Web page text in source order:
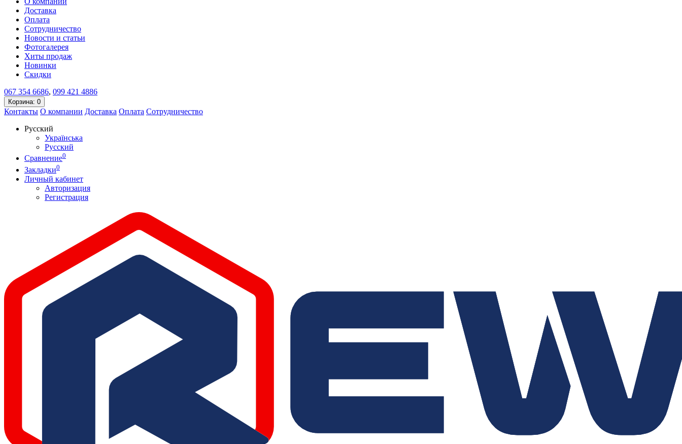
Доставка
Оплата
Сотрудничество
Новости и статьи
Фотогалерея
Хиты продаж
Новинки
Скидки
067 354 6686, 099 421 4886
Корзина: 0
Контакты О компании Доставка Оплата Сотрудничество
Русский
Українська
Русский
Сравнение0
Закладки0
Личный кабинет
Авторизация
Регистрация